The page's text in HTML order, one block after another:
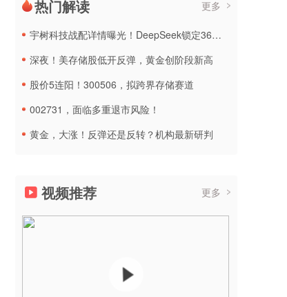
热门解读 更多
宇树科技战配详情曝光！DeepSeek锁定36个月，社保基金多个组合参与
深夜！美存储股低开反弹，黄金创阶段新高
股价5连阳！300506，拟跨界存储赛道
002731，面临多重退市风险！
黄金，大涨！反弹还是反转？机构最新研判
视频推荐 更多